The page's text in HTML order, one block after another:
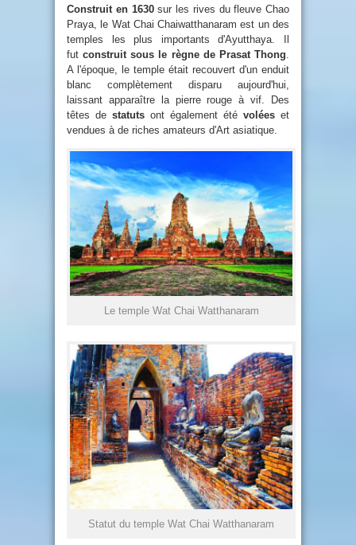
Construit en 1630sur les rives du fleuve Chao
Praya, le Wat Chai Chaiwatthanaram est un des
temples les plus importants d'Ayutthaya. Il
futconstruit sous le règne de Prasat Thong
A l'époque, le temple était recouvert d'un enduit
blanc complètement disparu aujourd'hui,
laissant apparaître la pierre rouge à vif. Des
têtes de statuts ont également été volées et
vendues à de riches amateurs d'Art asiatique.
Le temple Wat Chai Watthanaram
Statut du temple Wat Chai Watthanaram